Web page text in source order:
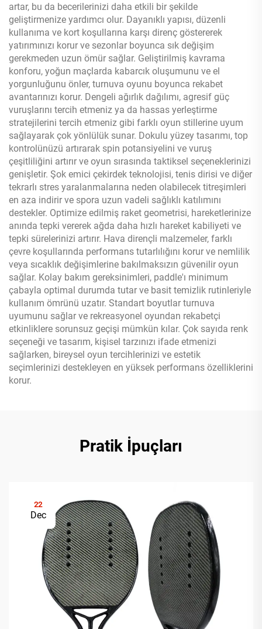
artar, bu da becerilerinizi daha etkili bir şekilde
geliştirmenize yardımcı olur. Dayanıklı yapısı, düzenli
kullanıma ve kort koşullarına karşı direnç göstererek
yatırımınızı korur ve sezonlar boyunca sık değişim
gerekmeden uzun ömür sağlar. Geliştirilmiş kavrama
konforu, yoğun maçlarda kabarcık oluşumunu ve el
yorgunluğunu önler, turnuva oyunu boyunca rekabet
avantarınızı korur. Dengeli ağırlık dağılımı, agresif güç
vuruşlarını tercih etmeniz ya da hassas yerleştirme
stratejilerini tercih etmeniz gibi farklı oyun stillerine uyum
sağlayarak çok yönlülük sunar. Dokulu yüzey tasarımı, top
kontrolünüzü artırarak spin potansiyelini ve vuruş
çeşitliliğini artırır ve oyun sırasında taktiksel seçeneklerinizi
genişletir. Şok emici çekirdek teknolojisi, tenis dirisi ve diğer
tekrarlı stres yaralanmalarına neden olabilecek titreşimleri
en aza indirir ve spora uzun vadeli sağlıklı katılımını
destekler. Optimize edilmiş raket geometrisi, hareketlerinize
anında tepki vererek ağda daha hızlı hareket kabiliyeti ve
tepki sürelerinizi artırır. Hava dirençli malzemeler, farklı
çevre koşullarında performans tutarlılığını korur ve nemlilik
veya sıcaklık değişimlerine bakılmaksızın güvenilir oyun
sağlar. Kolay bakım gereksinimleri, paddle'ı minimum
çabayla optimal durumda tutar ve basit temizlik rutinleriyle
kullanım ömrünü uzatır. Standart boyutlar turnuva
uyumunu sağlar ve rekreasyonel oyundan rekabetçi
etkinliklere sorunsuz geçişi mümkün kılar. Çok sayıda renk
seçeneği ve tasarım, kişisel tarzınızı ifade etmenizi
sağlarken, bireysel oyun tercihlerinizi ve estetik
seçimlerinizi destekleyen en yüksek performans özelliklerini
korur.
Pratik İpuçları
22
Dec